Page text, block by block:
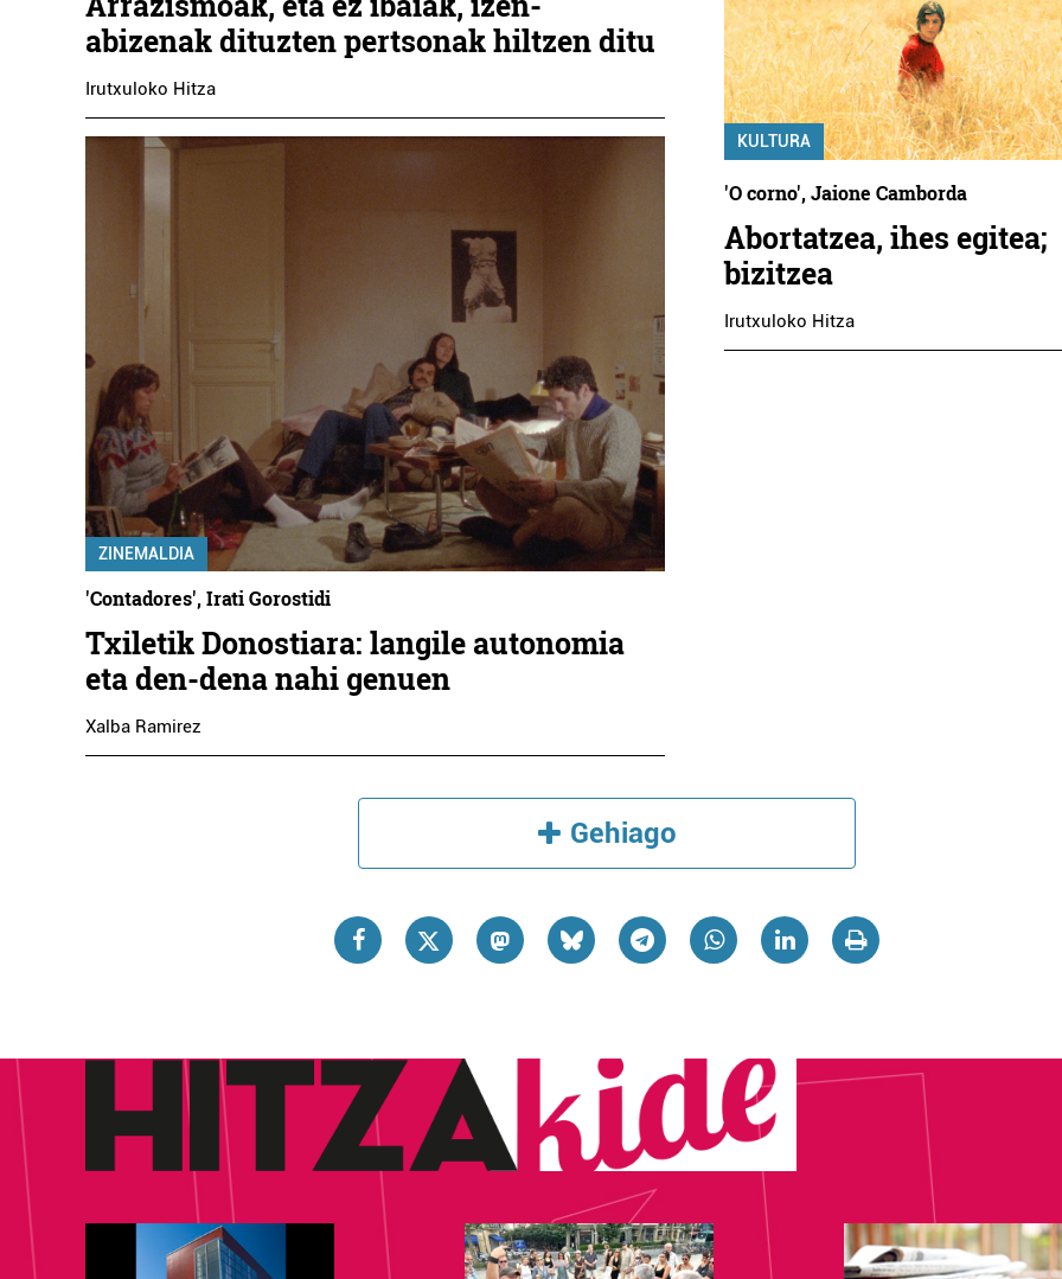
abizenak dituzten pertsonak hiltzen ditu
Irutxuloko Hitza
ZINEMALDIA
'Contadores', Irati Gorostidi
Txiletik Donostiara: langile autonomia
eta den-dena nahi genuen
Xalba Ramirez
KULTURA
'O corno', Jaione Camborda
Abortatzea, ihes egitea;
bizitzea
Irutxuloko Hitza
Gehiago